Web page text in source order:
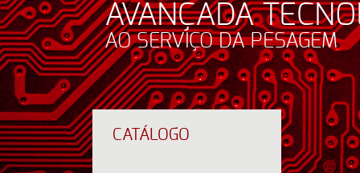
AVANÇADA
AO SERVIÇO DA PESAGEM
CATÁLOGO